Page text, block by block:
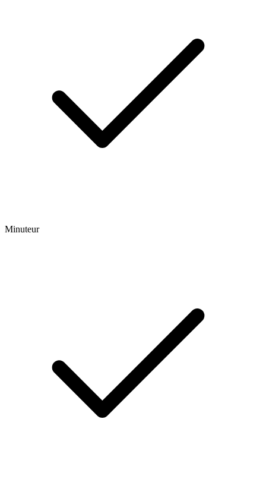
Minuteur